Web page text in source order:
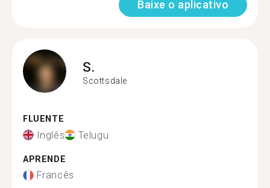
Baixe o aplicativo
S.
Scottsdale
FLUENTE
Inglês Telugu
APRENDE
Francês